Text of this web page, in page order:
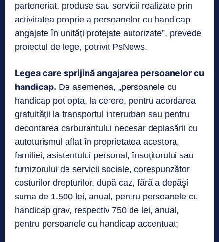
parteneriat, produse sau servicii realizate prin
activitatea proprie a persoanelor cu handicap
angajate în unităţi protejate autorizate”, prevede
proiectul de lege, potrivit PsNews.
Legea care sprijină angajarea persoanelor cu
handicap. De asemenea, „persoanele cu
handicap pot opta, la cerere, pentru acordarea
gratuităţii la transportul interurban sau pentru
decontarea carburantului necesar deplasării cu
autoturismul aflat în proprietatea acestora,
familiei, asistentului personal, însoţitorului sau
furnizorului de servicii sociale, corespunzător
costurilor drepturilor, după caz, fără a depăşi
suma de 1.500 lei, anual, pentru persoanele cu
handicap grav, respectiv 750 de lei, anual,
pentru persoanele cu handicap accentuat;